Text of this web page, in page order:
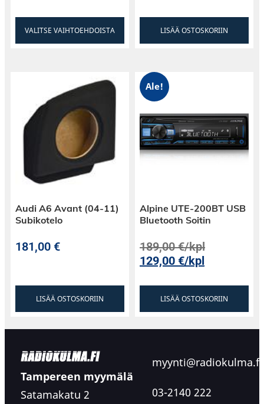
VALITSE VAIHTOEHDOISTA LISÄÄ OSTOSKORIIN
Audi A6 Avant (04-11)
Subikotelo
181,00€
LISÄÄ OSTOSKORIIN
Ale!
Alpine UTE-200BT USB
Bluetooth Soitin
189,00€/kpl
129,00€/kpl
LISÄÄ OSTOSKORIIN
Tampereen myymälä
Satamakatu 2
myynti@radiokulma.fi
03-2140 222